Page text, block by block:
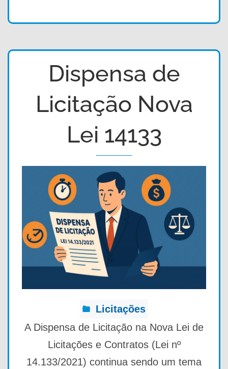
Dispensa de
Licitação Nova
Lei 14133
Licitações
A Dispensa de Licitação na Nova Lei de
Licitações e Contratos (Lei nº
14.133/2021) continua sendo um tema